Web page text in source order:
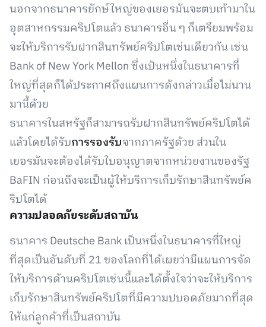
นอกจากธนาคารยักษ์ใหญ่ของเยอรมันจะตบเท้ามาใน
อุตสาหกรรมคริปโตแล้ว ธนาคารอื่น ๆ ก็เตรียมพร้อม
จะให้บริการรับฝากสินทรัพย์คริปโตเช่นเดียวกัน เช่น
Bank of New York Mellon ซึ่งเป้นหนึ่งในธนาคารที่
ใหญ่ที่สุดก็ได้ประกาศถึงแผนการดังกล่าวเมื่อไม่นาน
มานี้ด้วย
ธนาคารในสหรัฐก็สามารถรับฝากสินทรัพย์คริปโตได้
แล้วโดยได้รับการรองรับจากภาครัฐด้วย ส่วนใน
เยอรมันจะต้องได้รับใบอนุญาตจากหน่วยงานของรัฐ
BaFIN ก่อนถึงจะเป็นผู้ให้บริการเก็บรักษาสินทรัพย์ค
ริปโตได้
ความปลอดภัยระดับสถาบัน
ธนาคาร Deutsche Bank เป็นหนึ่งในธนาคารที่ใหญ่
ที่สุดเป็นอันดับที่ 21 ของโลกที่ได้เผยว่ามีแผนการจัด
ให้บริการด้านคริปโตเช่นนี้และได้ตั้งใจว่าจะให้บริการ
เก็บรักษาสินทรัพย์คริปโตที่มีความปบอดภัยมากที่สุด
ให้แก่ลูกค้าที่เป็นสถาบัน